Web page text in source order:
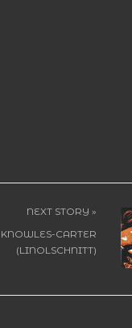
NEXT STORY »
CARTER
(LINOLSCHNITT)